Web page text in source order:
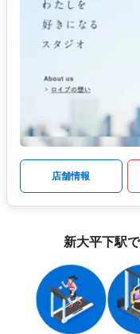
店舗情報
新大平下駅